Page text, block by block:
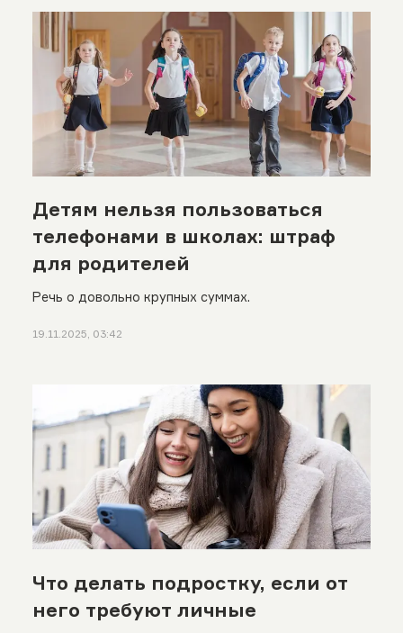
Детям нельзя пользоваться
телефонами в школах: штраф
для родителей
Речь о довольно крупных суммах.
19.11.2025, 03:42
Что делать подростку, если от
него требуют личные